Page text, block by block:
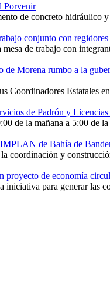
Porvenir
de concreto hidráulico
conjunto con regidores
de trabajo con
de Morena rumbo a la
Coordinadores Estatales
de Padrón y Licencias
de la mañana a 5:00 de
de Bahía de
coordinación y
proyecto de economía
iniciativa para generar las